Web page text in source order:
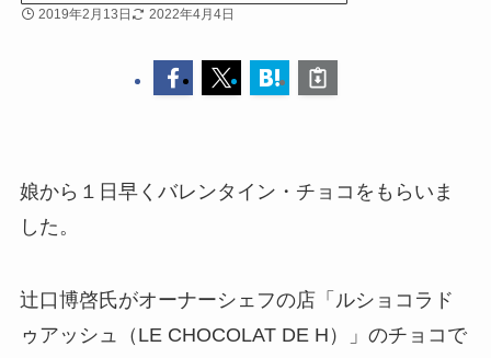
2019年2月13日 2022年4月4日
娘から１日早くバレンタイン・チョコをもらいま
した。
辻口博啓氏がオーナーシェフの店「ルショコラド
ゥアッシュ（LE CHOCOLAT DE H）」のチョコで